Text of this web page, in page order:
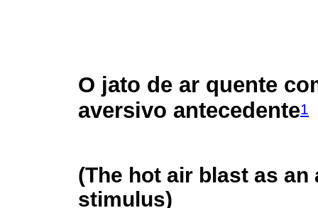
O jato de ar quente
aversivo antecedente1
(The hot air blast as
stimulus)